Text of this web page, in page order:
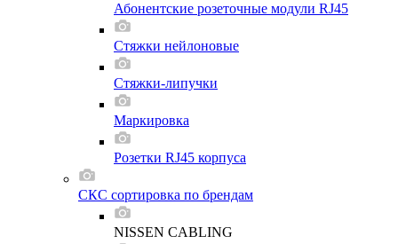
Абонентские розеточные модули RJ45
Стяжки нейлоновые
Стяжки-липучки
Маркировка
Розетки RJ45 корпуса
СКС сортировка по брендам
NISSEN CABLING